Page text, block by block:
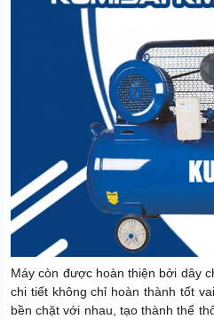
Máy còn được hoàn thiện bởi dây
chi tiết không chỉ hoàn thành tốt
bền chặt với nhau, tạo thành thể